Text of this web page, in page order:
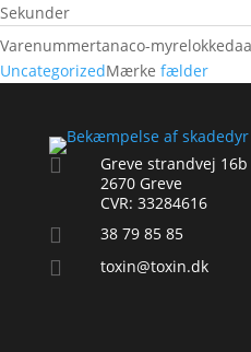
Sekunder
Varenummertanaco-
UncategorizedMærke fælder

Greve strandvej 16b
2670 Greve
CVR: 33284616
 38 79 85 85
 toxin@toxin.dk